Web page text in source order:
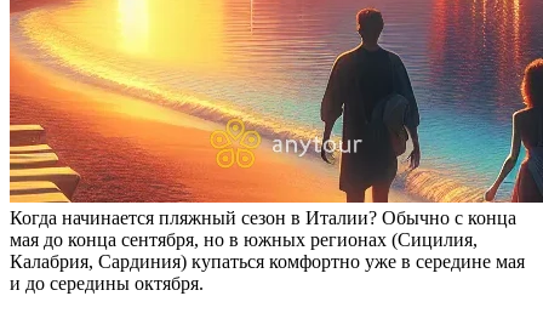
Когда начинается пляжный сезон в Италии? Обычно с конца
мая до конца сентября, но в южных регионах (Сицилия,
Калабрия, Сардиния) купаться комфортно уже в середине мая
и до середины октября.